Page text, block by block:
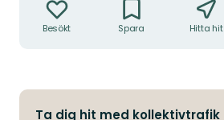
Besökt Spara Hitta hit
Ta dig hit med kollektivtrafik